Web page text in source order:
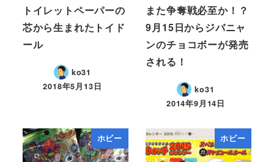
トイレットペーパーの
芯から生まれたトイド
ール
ko31
2018年5月13日
また争奪戦必至か！？
9月15日からジバニャ
ンのチョコボーが発売
される！
ko31
2014年9月14日
ホビー ホビー